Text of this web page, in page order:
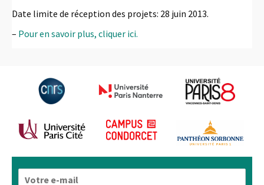
Date limite de réception des projets: 28 juin 2013.
– Pour en savoir plus, cliquer ici.